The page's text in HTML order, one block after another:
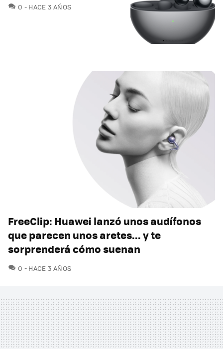
0 COMENTARIOS
HACE 3 AÑOS
FreeClip: Huawei lanzó unos audífonos
que parecen unos aretes... y te
sorprenderá cómo suenan
0 COMENTARIOS
HACE 3 AÑOS